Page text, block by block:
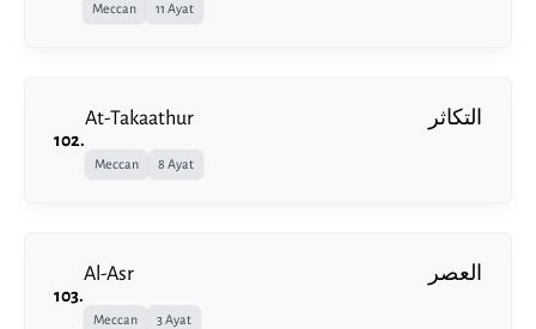
Meccan 11 Ayat
102.
At-Takaathur التكاثر
Meccan 8 Ayat
103.
Al-Asr العصر
Meccan 3 Ayat